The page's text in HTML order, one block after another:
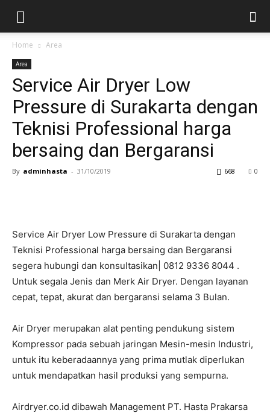
Home Area
Area
Service Air Dryer Low
Pressure di Surakarta dengan
Teknisi Professional harga
bersaing dan Bergaransi
By adminhasta - 31/10/2019 0
668
Service Air Dryer Low Pressure di Surakarta dengan
Teknisi Professional harga bersaing dan Bergaransi
segera hubungi dan konsultasikan| 0812 9336 8044 .
Untuk segala Jenis dan Merk Air Dryer. Dengan layanan
cepat, tepat, akurat dan bergaransi selama 3 Bulan.
Air Dryer merupakan alat penting pendukung sistem
Kompressor pada sebuah jaringan Mesin-mesin Industri,
untuk itu keberadaannya yang prima mutlak diperlukan
untuk mendapatkan hasil produksi yang sempurna.
Airdryer.co.id dibawah Management PT. Hasta Prakarsa